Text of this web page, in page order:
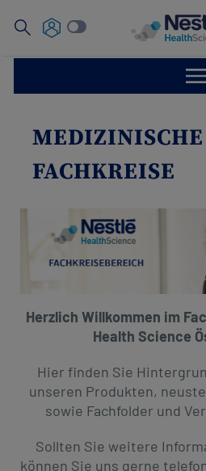
Suche
nach
Screening Tools
revamp
Investitionen
Social
v2
Ansicht wechseln
MEDIZINISCHE
FACHKREISE
Herzlich Willkommen im
Health Science
Hier finden Sie
unseren Produkten,
sowie Fachfolder und
Sollten Sie weitere
können Sie uns gerne